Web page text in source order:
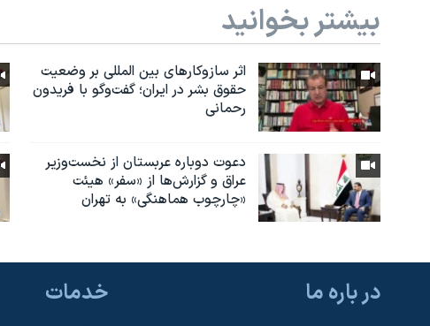
بیشتر بخوانید
اثر ساز‌و‌کارهای بین المللی بر وضعیت
حقوق بشر در ایران؛ گفت‌وگو با فریدون
رحمانی
دعوت دوباره عربستان از نخست‌وزیر
عراق و گزارش‌ها از «سفر» هیئت
«چارچوب هماهنگی» به تهران
در باره ما خدمات